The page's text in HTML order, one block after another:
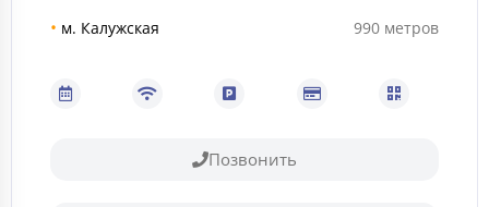
• м. Калужская 990 метров
Позвонить